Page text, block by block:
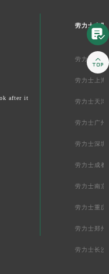
after it
劳力士中国
劳力士北京
劳力士上海
劳力士天津
劳力士广州
劳力士深圳
劳力士成都
劳力士南京
劳力士重庆
劳力士郑州
劳力士长沙

